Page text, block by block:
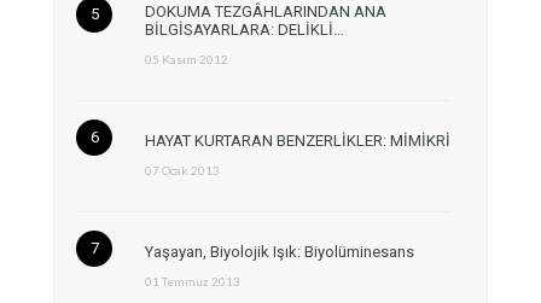
DOKUMA TEZGÂHLARINDAN ANA
BİLGİSAYARLARA: DELİKLİ…
05 Kasım 2012
HAYAT KURTARAN BENZERLİKLER: MİMİKRİ
07 Ocak 2013
Yaşayan, Biyolojik Işık: Biyolüminesans
01 Temmuz 2013